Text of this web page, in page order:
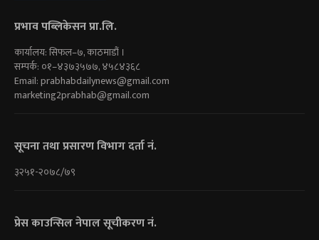
प्रभाव पब्लिकेसन प्रा.लि.
कार्यालय: सिफल–७, काठमाडौं ।
सम्पर्क: ०१–४३७३५७७, ४५८४३६८
Email:prabhabdailynews@gmail.com
marketing2prabhab@gmail.com
सूचना तथा प्रसारण विभाग दर्ता नं.
३२५१-२०७८/७९
प्रेस काउन्सिल नेपाल सूचीकरण नं.